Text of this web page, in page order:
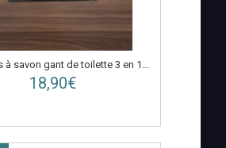
à savon gant de toilette 3 en 1...
18,90€